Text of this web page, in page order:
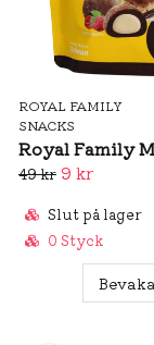
ROYAL FAMILY
SNACKS
49 kr 9 kr
Slut på lager
0 Styck
Bevaka